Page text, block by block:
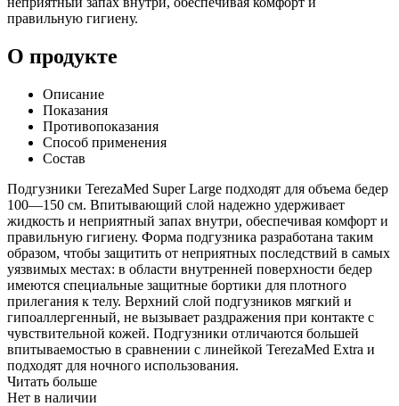
правильную гигиену.
О продукте
Описание
Показания
Противопоказания
Способ применения
Состав
Подгузники TerezaMed Super Large подходят для объема бедер
100—150 см. Впитывающий слой надежно удерживает
жидкость и неприятный запах внутри, обеспечивая комфорт и
правильную гигиену. Форма подгузника разработана таким
образом, чтобы защитить от неприятных последствий в самых
уязвимых местах: в области внутренней поверхности бедер
имеются специальные защитные бортики для плотного
прилегания к телу. Верхний слой подгузников мягкий и
гипоаллергенный, не вызывает раздражения при контакте с
чувствительной кожей. Подгузники отличаются большей
впитываемостью в сравнении с линейкой TerezaMed Extra и
подходят для ночного использования.
Читать больше
Нет в наличии